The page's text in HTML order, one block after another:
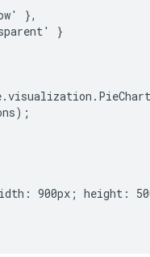
},
}
900px; height: